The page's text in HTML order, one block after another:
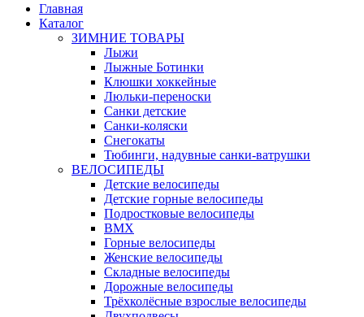
Главная
Каталог
ЗИМНИЕ ТОВАРЫ
Лыжи
Лыжные Ботинки
Клюшки хоккейные
Люльки-переноски
Санки детские
Санки-коляски
Снегокаты
Тюбинги, надувные санки-ватрушки
ВЕЛОСИПЕДЫ
Детские велосипеды
Детские горные велосипеды
Подростковые велосипеды
BMX
Горные велосипеды
Женские велосипеды
Складные велосипеды
Дорожные велосипеды
Трёхколёсные взрослые велосипеды